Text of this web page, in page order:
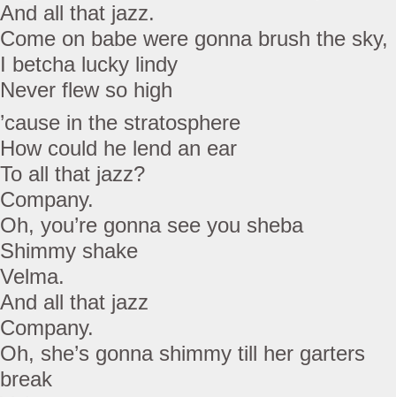
And all that jazz.
Come on babe were gonna brush the sky,
I betcha lucky lindy
Never flew so high
’cause in the stratosphere
How could he lend an ear
To all that jazz?
Company.
Oh, you’re gonna see you sheba
Shimmy shake
Velma.
And all that jazz
Company.
Oh, she’s gonna shimmy till her garters
break